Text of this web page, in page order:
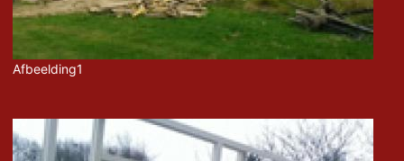
Afbeelding1